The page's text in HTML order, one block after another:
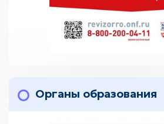
Органы образования